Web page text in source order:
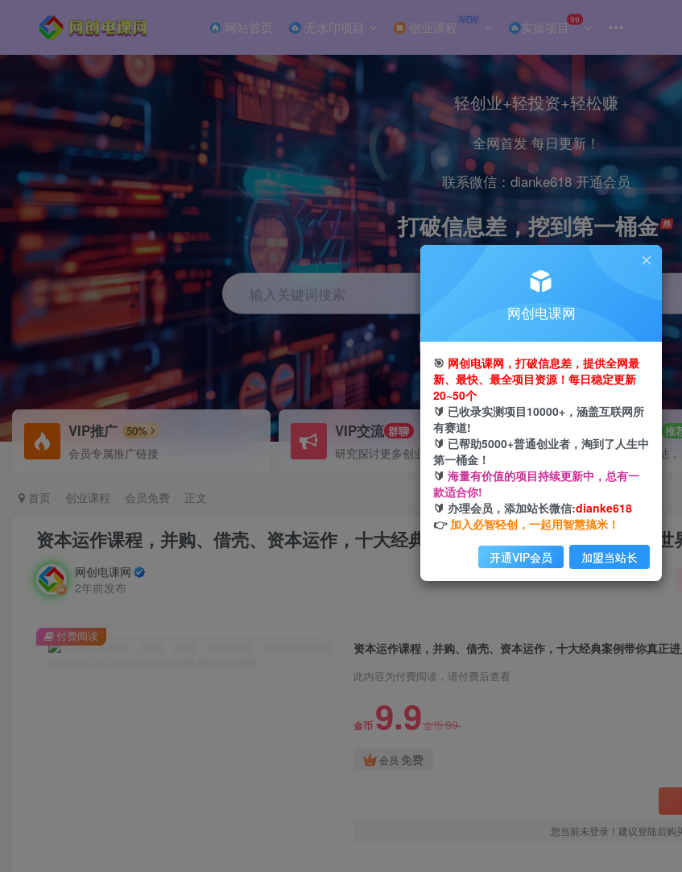
网站首页 无水印项目 创业课程 NEW 实操项目99
轻创业+轻投资+轻松赚
全网首发 每日更新！
联系微信：dianke618 开通会员
打破信息差，挖到第一桶金
输入关键词搜索
引流 抖音 小红书 直播 剪辑 电商
VIP推广 50%
会员专属推广链接
VIP交流 群聊
研究探讨更多创业项目路子。
推
搭建同款网站
首页 创业课程 会员免费 正文
资本运作课程，并购、借壳、资本运作，十大经典案例带你真正进入资本运作的世
网创电课网
2年前发布
资本运作课程，并购、借壳、资本运作，十大经典案例带你真正
此内容为付费阅读，请付费后查看
金币 9.9金币99
会员 免费
您当前未登录！建议登陆后购
付费阅读
网创电课网
🎯 网创电课网，打破信息差，提供全网最
新、最快、最全项目资源！每日稳定更新
20~50个
🔰 已收录实测项目10000+，涵盖互联网所
有赛道!
🔰 已帮助5000+普通创业者，淘到了人生中
第一桶金！
🔰 海量有价值的项目持续更新中，总有一
款适合你!
🔰 办理会员，添加站长微信:dianke618
👉 加入必智轻创，一起用智慧搞米！
开通VIP会员 加盟当站长